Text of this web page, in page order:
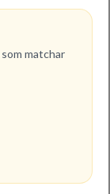
som matchar